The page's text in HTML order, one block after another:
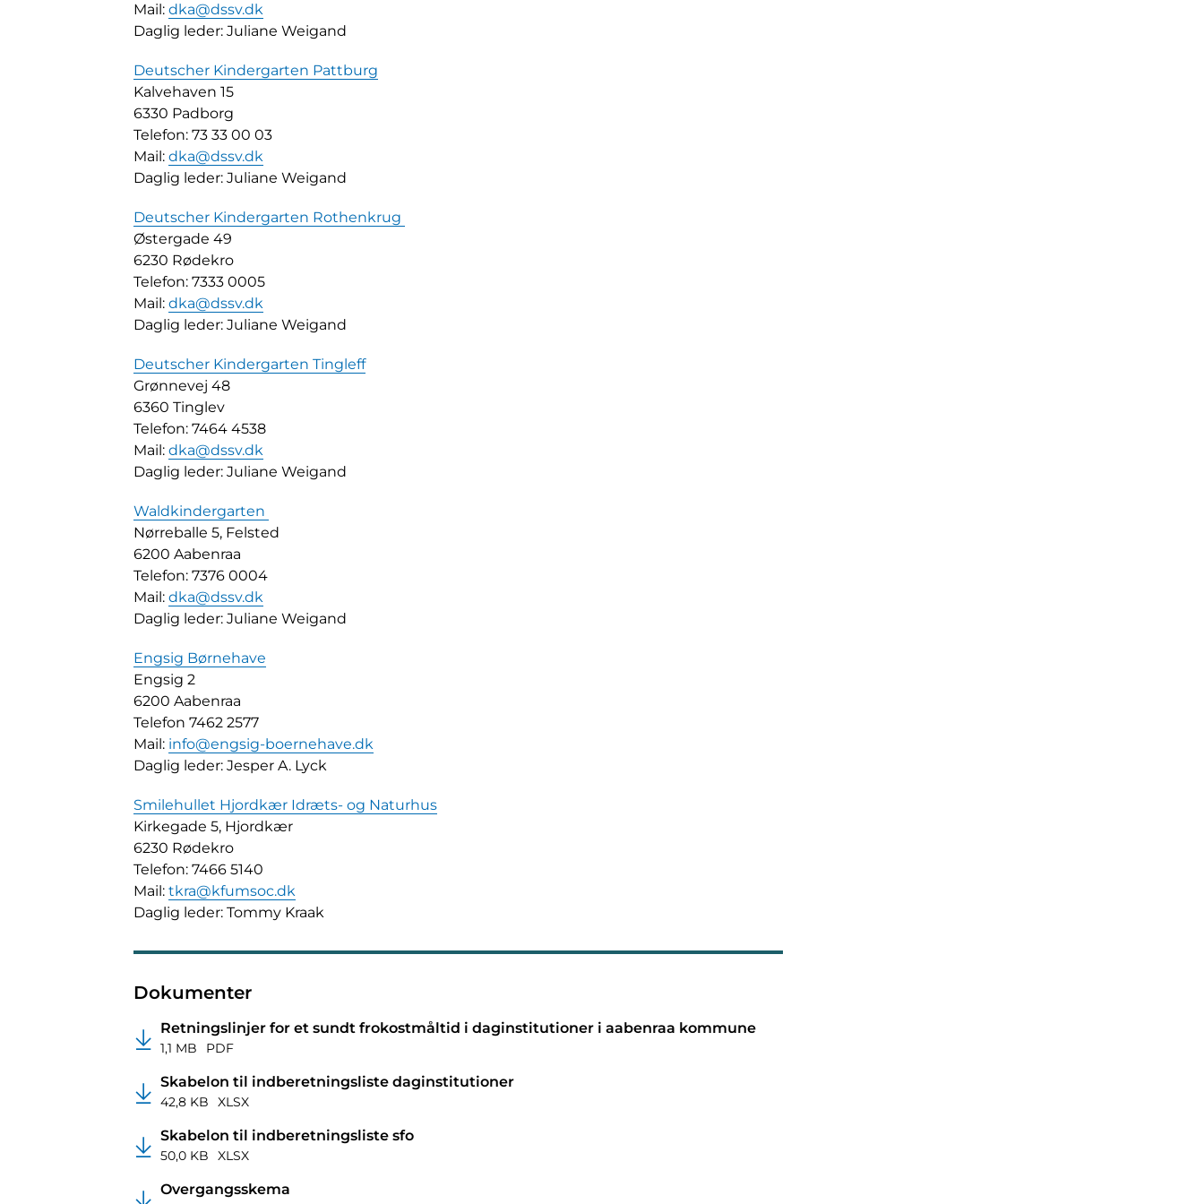
Mail:dka@dssv.dk
Daglig leder: Juliane Weigand
Deutscher Kindergarten Pattburg
Kalvehaven 15
6330 Padborg
Telefon: 73 33 00 03
Mail:dka@dssv.dk
Daglig leder: Juliane Weigand
Deutscher Kindergarten Rothenkrug
Østergade 49
6230 Rødekro
Telefon: 7333 0005
Mail:dka@dssv.dk
Daglig leder: Juliane Weigand
Deutscher Kindergarten Tingleff
Grønnevej 48
6360 Tinglev
Telefon: 7464 4538
Mail:dka@dssv.dk
Daglig leder: Juliane Weigand
Waldkindergarten
Nørreballe 5, Felsted
6200 Aabenraa
Telefon: 7376 0004
Mail:dka@dssv.dk
Daglig leder: Juliane Weigand
Engsig Børnehave
Engsig 2
6200 Aabenraa
Telefon 7462 2577
Mail: info@engsig-boernehave.dk
Daglig leder: Jesper A. Lyck
Smilehullet Hjordkær Idræts- og Naturhus
Kirkegade 5, Hjordkær
6230 Rødekro
Telefon: 7466 5140
Mail:tkra@kfumsoc.dk
Daglig leder: Tommy Kraak
Dokumenter
Retningslinjer for et sundt frokostmåltid i daginstitutioner i aabenraa kommune
1,1 MB PDF
Skabelon til indberetningsliste daginstitutioner
42,8 KB XLSX
Skabelon til indberetningsliste sfo
50,0 KB XLSX
Overgangsskema